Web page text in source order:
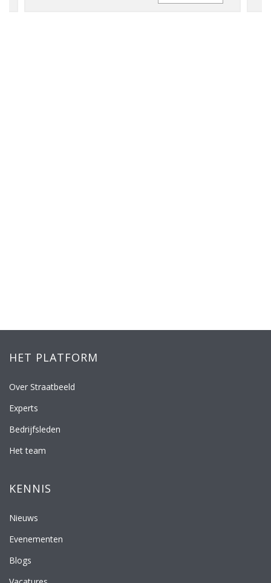
HET PLATFORM
Over Straatbeeld
Experts
Bedrijfsleden
Het team
KENNIS
Nieuws
Evenementen
Blogs